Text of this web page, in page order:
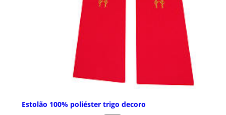
Estolão 100% poliéster trigo decoro